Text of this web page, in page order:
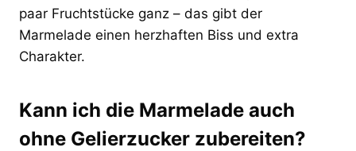
paar Fruchtstücke ganz – das gibt der
Marmelade einen herzhaften Biss und extra
Charakter.
Kann ich die Marmelade auch
ohne Gelierzucker zubereiten?